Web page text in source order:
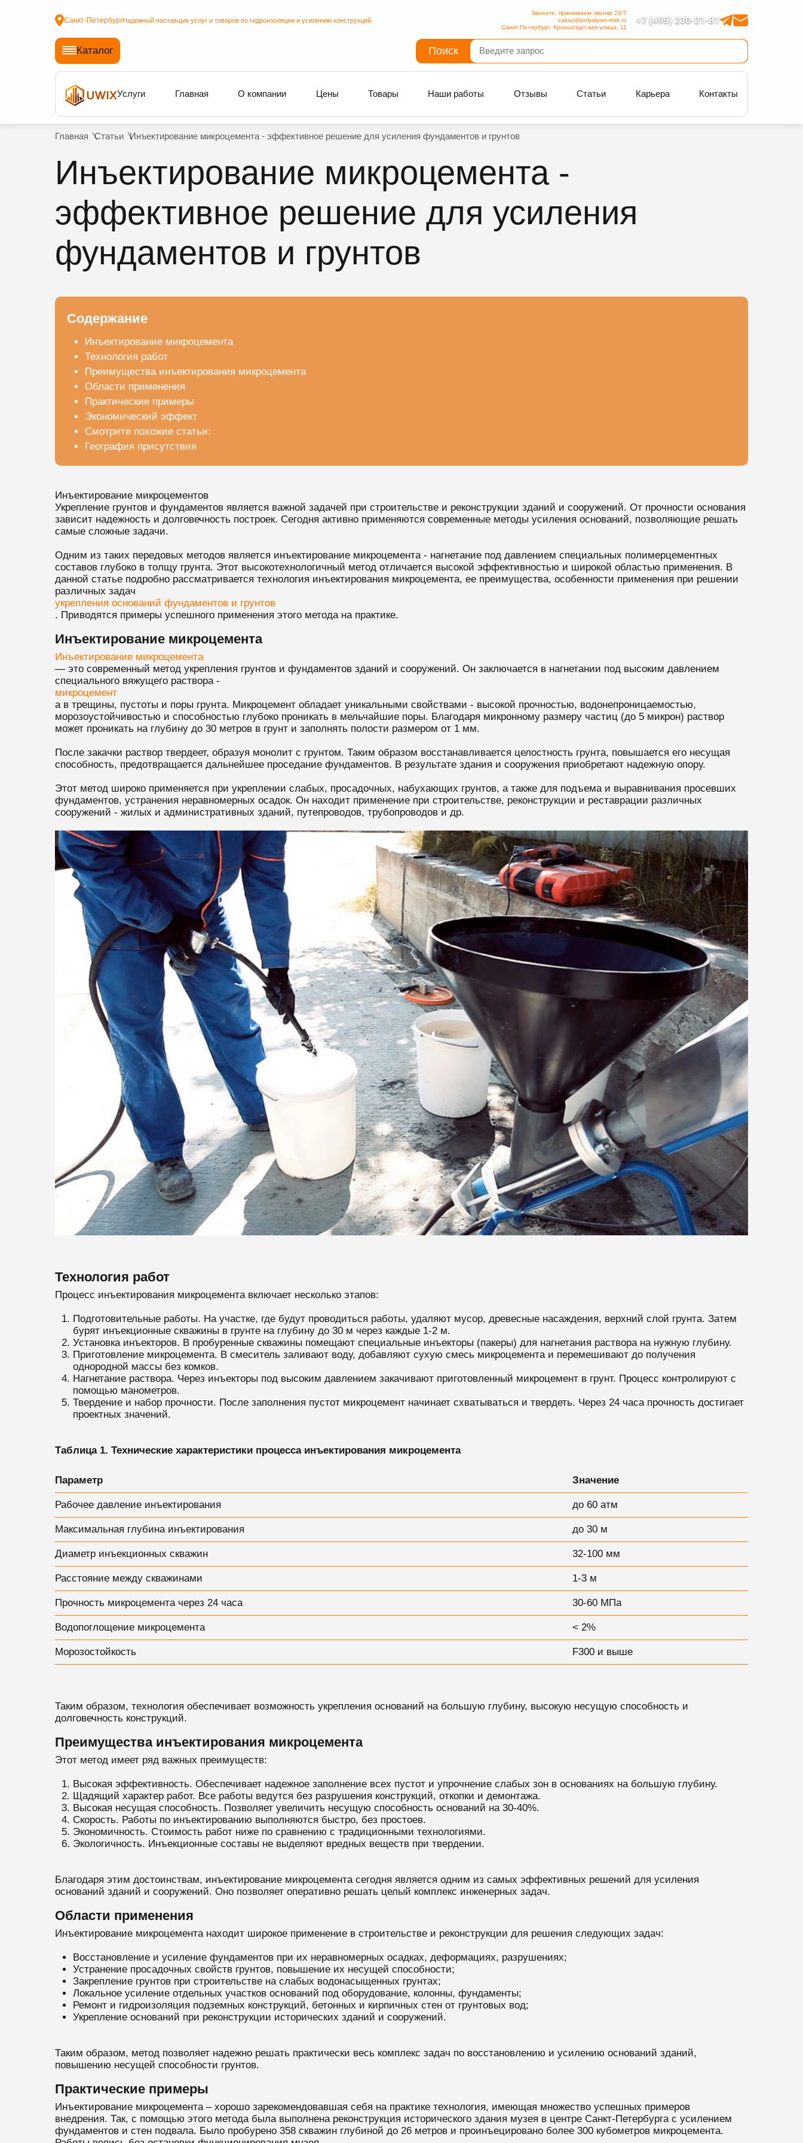
Санкт-ПетербургНадежный поставщик услуг и товаров по гидроизоляции и усилению конструкций +7 (495) 230-21-81
Звоните, принимаем звонки 24/7
zakaz@polyalpan-msk.ru
Санкт-Петербург, Кронштадтская улица, 11
Каталог Поиск
Услуги Главная О компании Цены Товары Наши работы Отзывы Статьи Карьера Контакты
Главная Статьи Инъектирование микроцемента - эффективное решение для усиления фундаментов и грунтов
Инъектирование микроцемента -
эффективное решение для усиления
фундаментов и грунтов
Содержание
Инъектирование микроцемента
Технология работ
Преимущества инъектирования микроцемента
Области применения
Практические примеры
Экономический эффект
Смотрите похожие статьи:
География присутствия
Инъектирование микроцементов
Укрепление грунтов и фундаментов является важной задачей при строительстве и реконструкции зданий и сооружений. От прочности основания
зависит надежность и долговечность построек. Сегодня активно применяются современные методы усиления оснований, позволяющие решать
самые сложные задачи.
Одним из таких передовых методов является инъектирование микроцемента - нагнетание под давлением специальных полимерцементных
составов глубоко в толщу грунта. Этот высокотехнологичный метод отличается высокой эффективностью и широкой областью применения. В
данной статье подробно рассматривается технология инъектирования микроцемента, ее преимущества, особенности применения при решении
различных задач
укрепления оснований фундаментов и грунтов
. Приводятся примеры успешного применения этого метода на практике.
Инъектирование микроцемента
Инъектирование микроцемента
— это современный метод укрепления грунтов и фундаментов зданий и сооружений. Он заключается в нагнетании под высоким давлением
специального вяжущего раствора -
микроцемент
а в трещины, пустоты и поры грунта. Микроцемент обладает уникальными свойствами - высокой прочностью, водонепроницаемостью,
морозоустойчивостью и способностью глубоко проникать в мельчайшие поры. Благодаря микронному размеру частиц (до 5 микрон) раствор
может проникать на глубину до 30 метров в грунт и заполнять полости размером от 1 мм.
После закачки раствор твердеет, образуя монолит с грунтом. Таким образом восстанавливается целостность грунта, повышается его несущая
способность, предотвращается дальнейшее проседание фундаментов. В результате здания и сооружения приобретают надежную опору.
Этот метод широко применяется при укреплении слабых, просадочных, набухающих грунтов, а также для подъема и выравнивания просевших
фундаментов, устранения неравномерных осадок. Он находит применение при строительстве, реконструкции и реставрации различных
сооружений - жилых и административных зданий, путепроводов, трубопроводов и др.
Технология работ
Процесс инъектирования микроцемента включает несколько этапов:
Подготовительные работы. На участке, где будут проводиться работы, удаляют мусор, древесные насаждения, верхний слой грунта. Затем
бурят инъекционные скважины в грунте на глубину до 30 м через каждые 1-2 м.
Установка инъекторов. В пробуренные скважины помещают специальные инъекторы (пакеры) для нагнетания раствора на нужную глубину.
Приготовление микроцемента. В смеситель заливают воду, добавляют сухую смесь микроцемента и перемешивают до получения
однородной массы без комков.
Нагнетание раствора. Через инъекторы под высоким давлением закачивают приготовленный микроцемент в грунт. Процесс контролируют с
помощью манометров.
Твердение и набор прочности. После заполнения пустот микроцемент начинает схватываться и твердеть. Через 24 часа прочность достигает
проектных значений.
Таблица 1. Технические характеристики процесса инъектирования микроцемента
Параметр Значение
Рабочее давление инъектирования до 60 атм
Максимальная глубина инъектирования до 30 м
Диаметр инъекционных скважин 32-100 мм
Расстояние между скважинами 1-3 м
Прочность микроцемента через 24 часа 30-60 МПа
Водопоглощение микроцемента < 2%
Морозостойкость F300 и выше
Таким образом, технология обеспечивает возможность укрепления оснований на большую глубину, высокую несущую способность и
долговечность конструкций.
Преимущества инъектирования микроцемента
Этот метод имеет ряд важных преимуществ:
Высокая эффективность. Обеспечивает надежное заполнение всех пустот и упрочнение слабых зон в основаниях на большую глубину.
Щадящий характер работ. Все работы ведутся без разрушения конструкций, откопки и демонтажа.
Высокая несущая способность. Позволяет увеличить несущую способность оснований на 30-40%.
Скорость. Работы по инъектированию выполняются быстро, без простоев.
Экономичность. Стоимость работ ниже по сравнению с традиционными технологиями.
Экологичность. Инъекционные составы не выделяют вредных веществ при твердении.
Благодаря этим достоинствам, инъектирование микроцемента сегодня является одним из самых эффективных решений для усиления
оснований зданий и сооружений. Оно позволяет оперативно решать целый комплекс инженерных задач.
Области применения
Инъектирование микроцемента находит широкое применение в строительстве и реконструкции для решения следующих задач:
Восстановление и усиление фундаментов при их неравномерных осадках, деформациях, разрушениях;
Устранение просадочных свойств грунтов, повышение их несущей способности;
Закрепление грунтов при строительстве на слабых водонасыщенных грунтах;
Локальное усиление отдельных участков оснований под оборудование, колонны, фундаменты;
Ремонт и гидроизоляция подземных конструкций, бетонных и кирпичных стен от грунтовых вод;
Укрепление оснований при реконструкции исторических зданий и сооружений.
Таким образом, метод позволяет надежно решать практически весь комплекс задач по восстановлению и усилению оснований зданий,
повышению несущей способности грунтов.
Практические примеры
Инъектирование микроцемента – хорошо зарекомендовавшая себя на практике технология, имеющая множество успешных примеров
внедрения. Так, с помощью этого метода была выполнена реконструкция исторического здания музея в центре Санкт-Петербурга с усилением
фундаментов и стен подвала. Было пробурено 358 скважин глубиной до 26 метров и проинъецировано более 300 кубометров микроцемента.